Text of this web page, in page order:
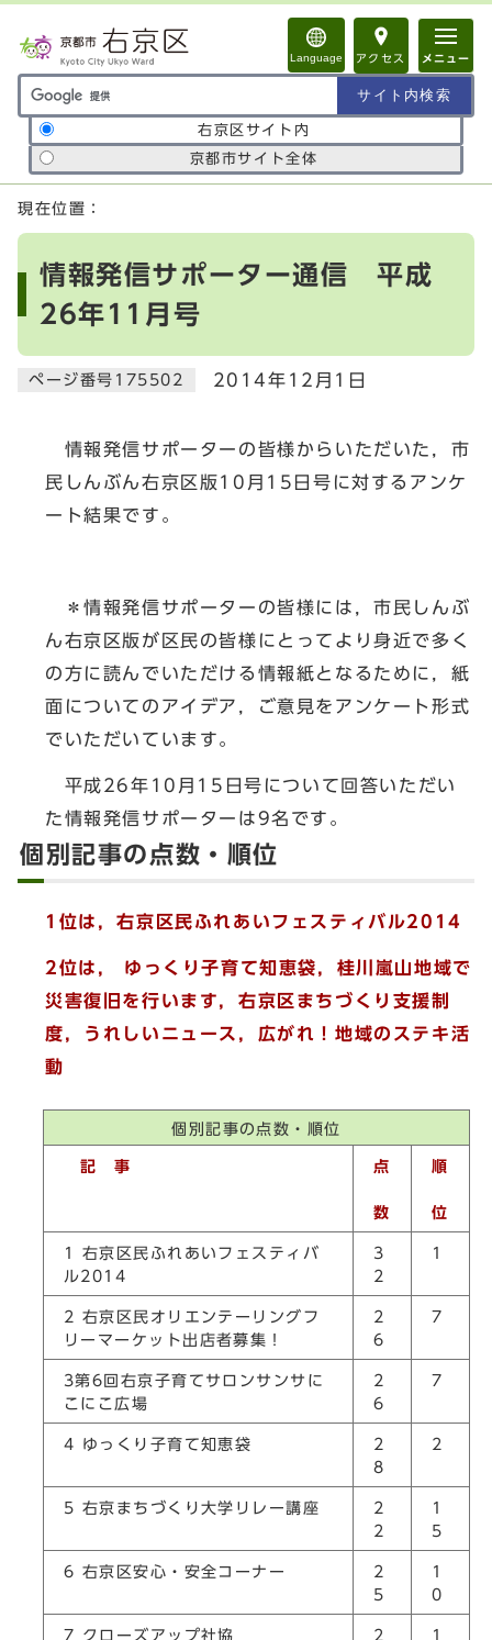
Language アクセス メニュー
サイト内検索の範囲
右京区サイト内
京都市サイト全体
ここから本文です
現在位置：
情報発信サポーター通信 平成
26年11月号
ページ番号175502 2014年12月1日
情報発信サポーターの皆様からいただいた，市
民しんぶん右京区版10月15日号に対するアンケ
ート結果です。
＊情報発信サポーターの皆様には，市民しんぶ
ん右京区版が区民の皆様にとってより身近で多く
の方に読んでいただける情報紙となるために，紙
面についてのアイデア，ご意見をアンケート形式
でいただいています。
平成26年10月15日号について回答いただい
た情報発信サポーターは9名です。
個別記事の点数・順位
1位は，右京区民ふれあいフェスティバル2014
2位は， ゆっくり子育て知恵袋，桂川嵐山地域で
災害復旧を行います，右京区まちづくり支援制
度，うれしいニュース， 広がれ！地域のステキ活
動
個別記事の点数・順位
記 事 点
数
順
位
1 右京区民ふれあいフェスティバ
ル2014
3
2
1
2 右京区民オリエンテーリングフ
リーマーケット出店者募集！
2
6
7
3第6 回右京子育てサロンサンサに
こにこ広場
2
6
7
4 ゆっくり子育て知恵袋
2
8
2
5 右京まちづくり大学リレー講座
2
2
1
5
6 右京区安心・安全コーナー
2
5
1
0
7 クローズアップ社協
2
1